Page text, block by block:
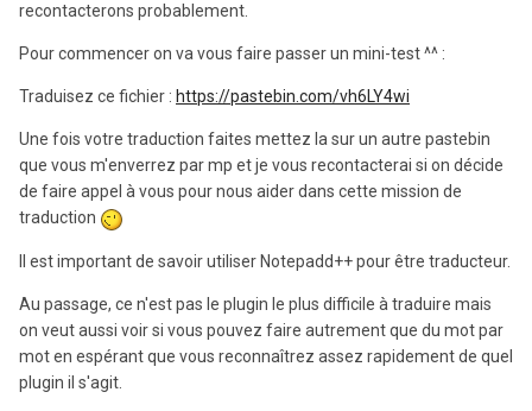
recontacterons probablement.
Pour commencer on va vous faire passer un mini-test ^^ :
Traduisez ce fichier : https://pastebin.com/vh6LY4wi
Une fois votre traduction faites mettez la sur un autre pastebin
que vous m'enverrez par mp et je vous recontacterai si on décide
de faire appel à vous pour nous aider dans cette mission de
traduction
Il est important de savoir utiliser Notepadd++ pour être traducteur.
Au passage, ce n'est pas le plugin le plus difficile à traduire mais
on veut aussi voir si vous pouvez faire autrement que du mot par
mot en espérant que vous reconnaîtrez assez rapidement de quel
plugin il s'agit.